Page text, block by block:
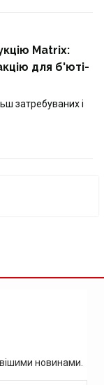
Matrix:
для б'юті-
затребуваних і
новинами.